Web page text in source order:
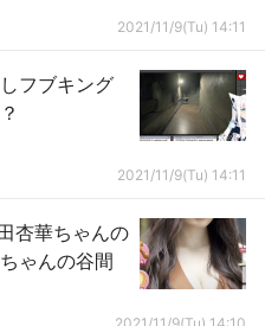
2021/11/9(Tu) 14:11
フブキング
2021/11/9(Tu) 14:11
杏華ちゃんの
ゃんの谷間